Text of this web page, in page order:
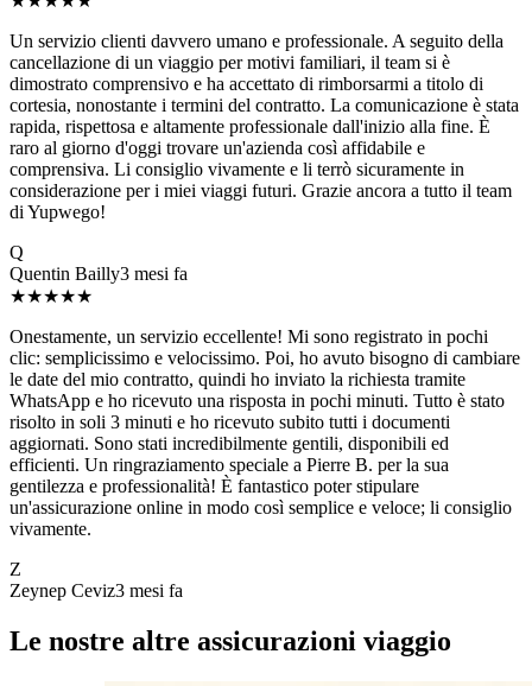
Un servizio clienti davvero umano e professionale. A seguito della
cancellazione di un viaggio per motivi familiari, il team si è
dimostrato comprensivo e ha accettato di rimborsarmi a titolo di
cortesia, nonostante i termini del contratto. La comunicazione è stata
rapida, rispettosa e altamente professionale dall'inizio alla fine. È
raro al giorno d'oggi trovare un'azienda così affidabile e
comprensiva. Li consiglio vivamente e li terrò sicuramente in
considerazione per i miei viaggi futuri. Grazie ancora a tutto il team
di Yupwego!
Q
Quentin Bailly3 mesi fa
★★★★★
Onestamente, un servizio eccellente! Mi sono registrato in pochi
clic: semplicissimo e velocissimo. Poi, ho avuto bisogno di cambiare
le date del mio contratto, quindi ho inviato la richiesta tramite
WhatsApp e ho ricevuto una risposta in pochi minuti. Tutto è stato
risolto in soli 3 minuti e ho ricevuto subito tutti i documenti
aggiornati. Sono stati incredibilmente gentili, disponibili ed
efficienti. Un ringraziamento speciale a Pierre B. per la sua
gentilezza e professionalità! È fantastico poter stipulare
un'assicurazione online in modo così semplice e veloce; li consiglio
vivamente.
Z
Zeynep Ceviz3 mesi fa
Le nostre altre assicurazioni viaggio